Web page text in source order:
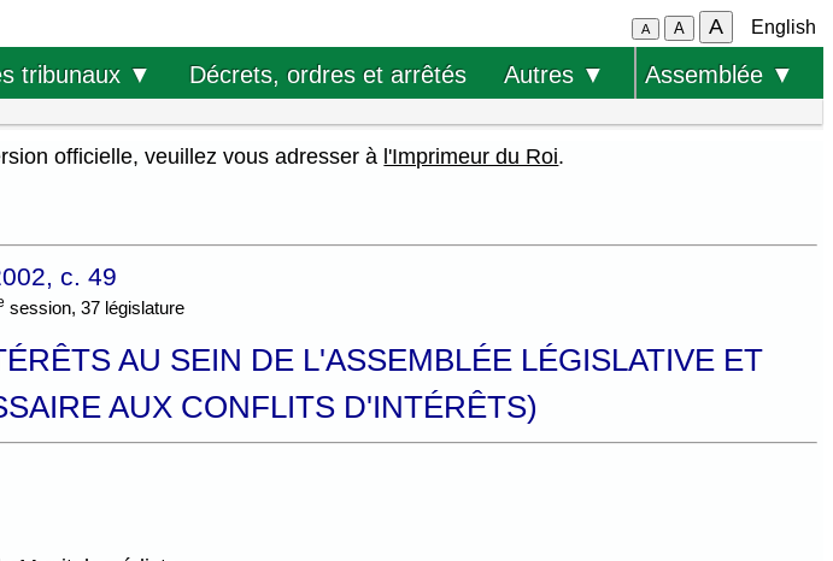
A A A English
tribunaux ▼ Décrets, ordres et arrêtés Autres ▼ Assemblée ▼
officielle, veuillez vous adresser à l'Imprimeur du Roi.
c. 49
session, 37 législature
AU SEIN DE L'ASSEMBLÉE LÉGISLATIVE ET
AUX CONFLITS D'INTÉRÊTS)